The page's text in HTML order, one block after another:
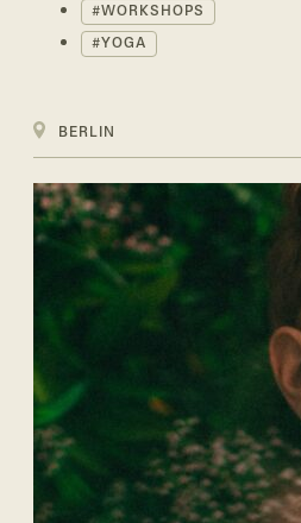
WORKSHOPS
YOGA
BERLIN